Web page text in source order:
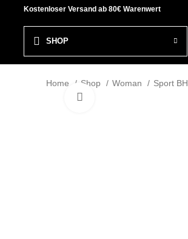
Kostenloser Versand ab 80€ Warenwert
SHOP
Home Shop Woman Sport BH